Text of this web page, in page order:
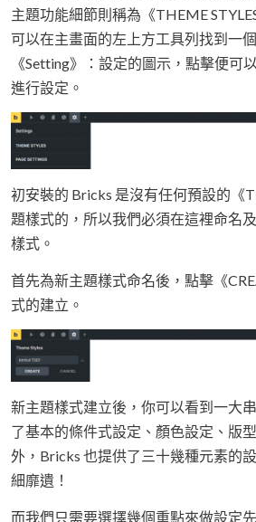
主題功能細節則稱為《THEME
可以在主畫面的左上方工具列找到一
《Setting》：設定的圖示，點擊便可
進行設定。
初安裝的 Bricks 是沒有任何預設的《
題樣式的，所以我們必須在這裡命名
樣式。
首先為新主題樣式命名後，點擊《
式的建立。
新主題樣式建立後，你可以看到一大
了基本的條件式設定、顏色設定、版
外，Bricks 也提供了三十幾種元素的
細靡遺！
而我們只需要選擇幾個重點來做設定